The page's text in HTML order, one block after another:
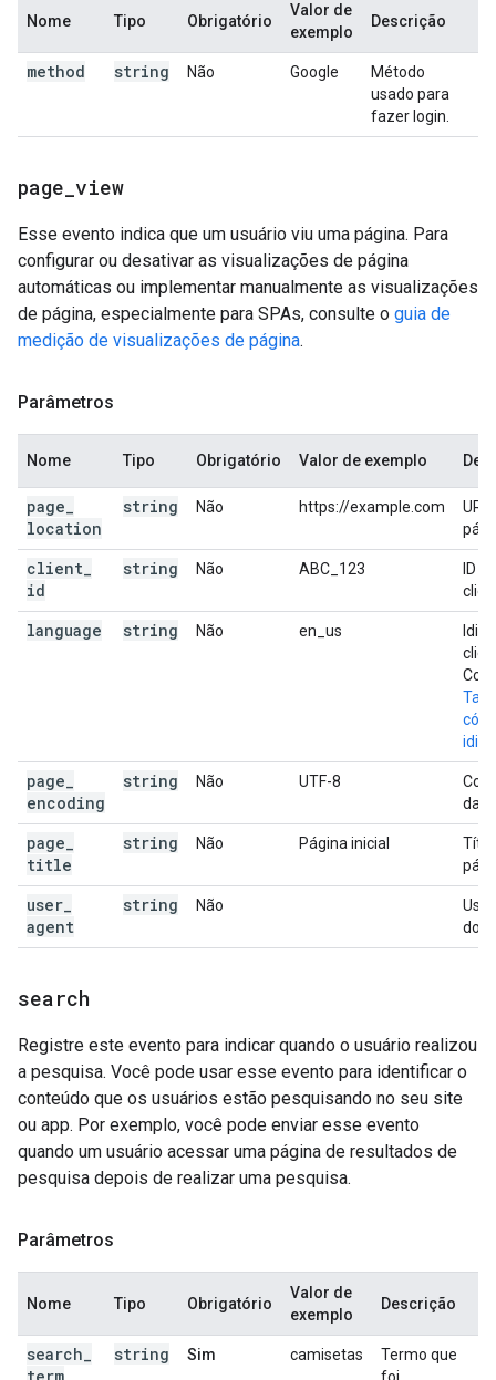
Nome Tipo Obrigatório
Valor de
exemplo
Descrição
method string Não Google
Método
usado para
fazer login.
page view
Esse evento indica que um usuário viu uma página. Para
configurar ou desativar as visualizações de página
automáticas ou implementar manualmente as visualizações
de página, especialmente para SPAs, consulte o guia de
medição de visualizações de página.
Parâmetros
Nome Tipo Obrigatório Valor de exemplo
page
location
string Não https://example.com
URL
client
id
string Não ABC_123
ID do
language string Não en_us
page
encoding
string Não UTF-8
da
page
title
string Não Página inicial
user
agent
string Não
do
search
Registre este evento para indicar quando o usuário realizou
a pesquisa. Você pode usar esse evento para identificar o
conteúdo que os usuários estão pesquisando no seu site
ou app. Por exemplo, você pode enviar esse evento
quando um usuário acessar uma página de resultados de
pesquisa depois de realizar uma pesquisa.
Parâmetros
Nome Tipo Obrigatório
Valor de
exemplo
Descrição
search string Sim camisetas
Termo que